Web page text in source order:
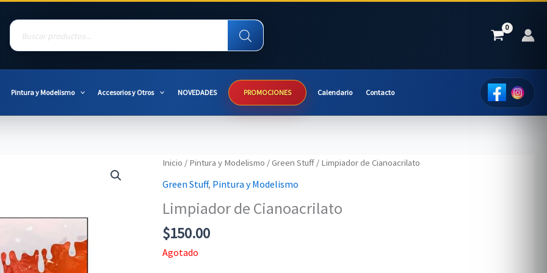
Products
search
Pintura y Modelismo Accesorios y Otros NOVEDADES PROMOCIONES Calendario Contacto
Inicio / Pintura y Modelismo /Green Stuff/ Limpiador de Cianoacrilato
Green Stuff, Pintura y Modelismo
Limpiador de Cianoacrilato
$150.00
Agotado